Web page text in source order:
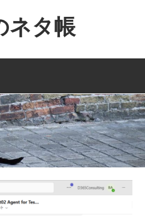
ネタ帳